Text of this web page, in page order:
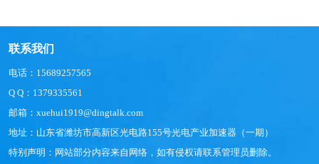
联系我们
电话：15689257565
Q Q：1379335561
邮箱：xuehui1919@dingtalk.com
地址：山东省潍坊市高新区光电路155号光电产业加速器（一期）
特别声明：网站部分内容来自网络，如有侵权请联系管理员删除。